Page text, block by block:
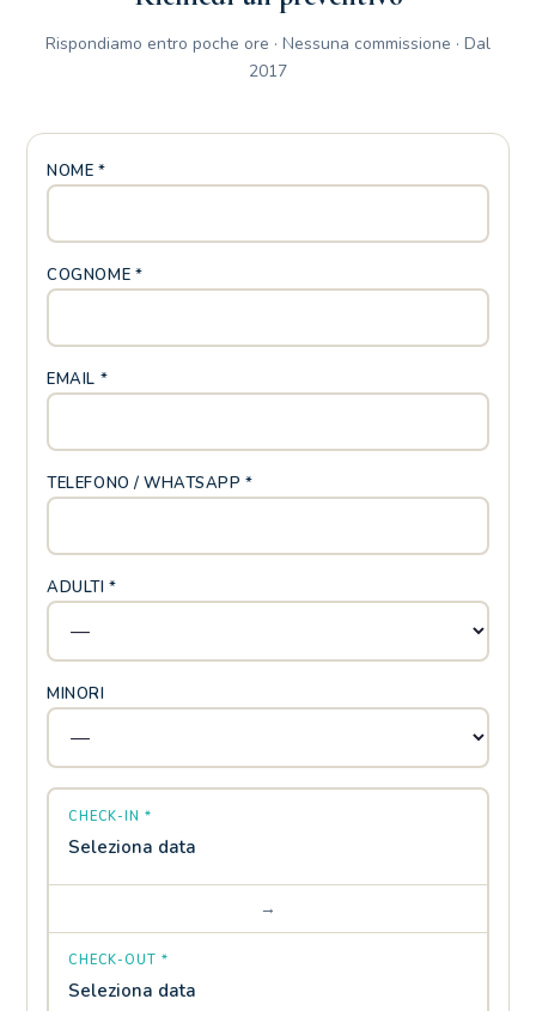
Rispondiamo entro poche ore · Nessuna commissione · Dal
2017
NOME *
COGNOME *
EMAIL *
TELEFONO / WHATSAPP *
ADULTI *
MINORI
CHECK-IN *
Seleziona data
→
CHECK-OUT *
Seleziona data